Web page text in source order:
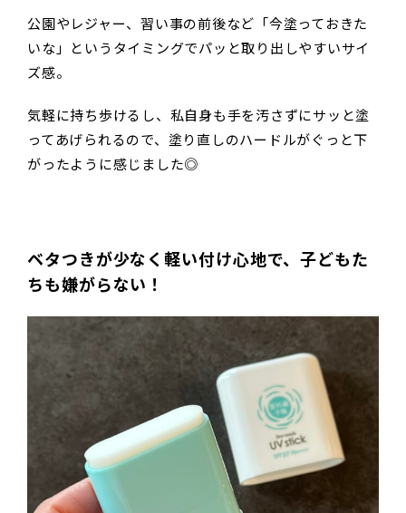
公園やレジャー、習い事の前後など「今塗っておきた
いな」というタイミングでパッと取り出しやすいサイ
ズ感。
気軽に持ち歩けるし、私自身も手を汚さずにサッと塗
ってあげられるので、塗り直しのハードルがぐっと下
がったように感じました◎
ベタつきが少なく軽い付け心地で、子どもた
ちも嫌がらない！